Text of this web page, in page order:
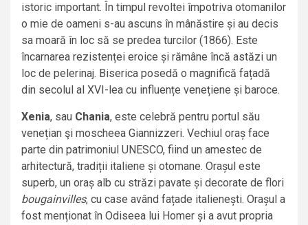
istoric important. În timpul revoltei împotriva otomanilor
o mie de oameni s-au ascuns în mânăstire și au decis
sa moară în loc să se predea turcilor (1866). Este
încarnarea rezistenței eroice și rămâne încă astăzi un
loc de pelerinaj. Biserica posedă o magnifică fațadă
din secolul al XVI-lea cu influențe venețiene și baroce.
Xenia, sau Chania, este celebră pentru portul său
venețian şi moscheea Giannizzeri. Vechiul oraș face
parte din patrimoniul UNESCO, fiind un amestec de
arhitectură, tradiții italiene și otomane. Orașul este
superb, un oraș alb cu străzi pavate și decorate de flori
bougainvilles, cu case având fațade italienești. Orașul a
fost menționat în Odiseea lui Homer și a avut propria